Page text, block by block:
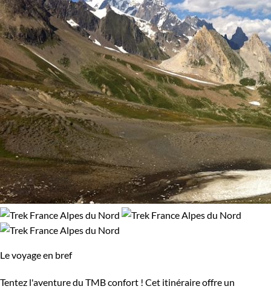
Le voyage en bref
Tentez l'aventure du TMB confort ! Cet itinéraire offre un